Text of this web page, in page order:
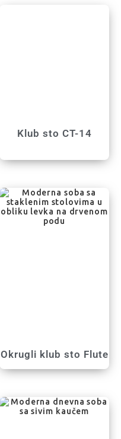
Klub sto CT-14
Okrugli klub sto Flute